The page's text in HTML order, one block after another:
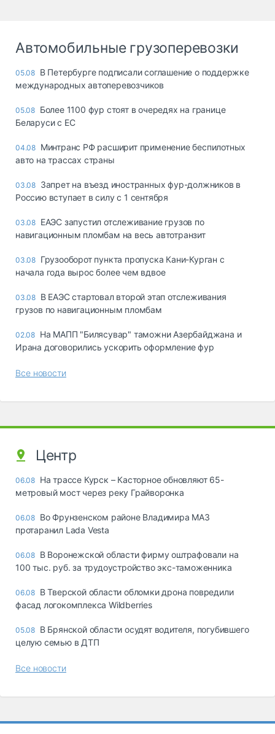
Автомобильные грузоперевозки
05.08 В Петербурге подписали соглашение о поддержке
международных автоперевозчиков
05.08 Более 1100 фур стоят в очередях на границе
Беларуси с ЕС
04.08 Минтранс РФ расширит применение беспилотных
авто на трассах страны
03.08 Запрет на въезд иностранных фур-должников в
Россию вступает в силу с 1 сентября
03.08 ЕАЭС запустил отслеживание грузов по
навигационным пломбам на весь автотранзит
03.08 Грузооборот пункта пропуска Кани-Курган с
начала года вырос более чем вдвое
03.08 В ЕАЭС стартовал второй этап отслеживания
грузов по навигационным пломбам
02.08 На МАПП "Билясувар" таможни Азербайджана и
Ирана договорились ускорить оформление фур
Все новости
Центр
06.08 На трассе Курск – Касторное обновляют 65-
метровый мост через реку Грайворонка
06.08 Во Фрунзенском районе Владимира МАЗ
протаранил Lada Vesta
06.08 В Воронежской области фирму оштрафовали на
100 тыс. руб. за трудоустройство экс-таможенника
06.08 В Тверской области обломки дрона повредили
фасад логокомплекса Wildberries
05.08 В Брянской области осудят водителя, погубившего
целую семью в ДТП
Все новости